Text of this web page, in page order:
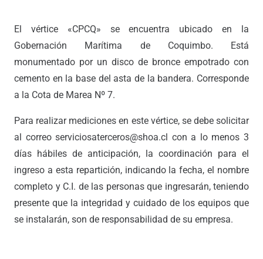
El vértice «CPCQ» se encuentra ubicado en la
Gobernación Marítima de Coquimbo. Está
monumentado por un disco de bronce empotrado con
cemento en la base del asta de la bandera. Corresponde
a la Cota de Marea Nº 7.
Para realizar mediciones en este vértice, se debe solicitar
al correo serviciosaterceros@shoa.cl con a lo menos 3
días hábiles de anticipación, la coordinación para el
ingreso a esta repartición, indicando la fecha, el nombre
completo y C.I. de las personas que ingresarán, teniendo
presente que la integridad y cuidado de los equipos que
se instalarán, son de responsabilidad de su empresa.